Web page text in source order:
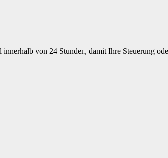
von 24 Stunden, damit Ihre Steuerung